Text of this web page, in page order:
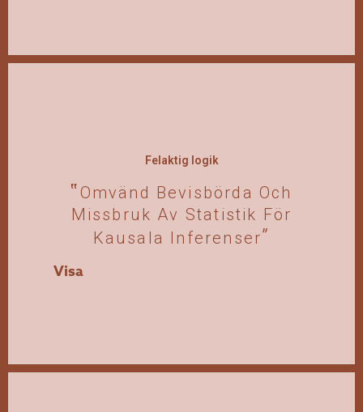
Felaktig logik
Omvänd Bevisbörda Och
Missbruk Av Statistik För
Kausala Inferenser
Visa